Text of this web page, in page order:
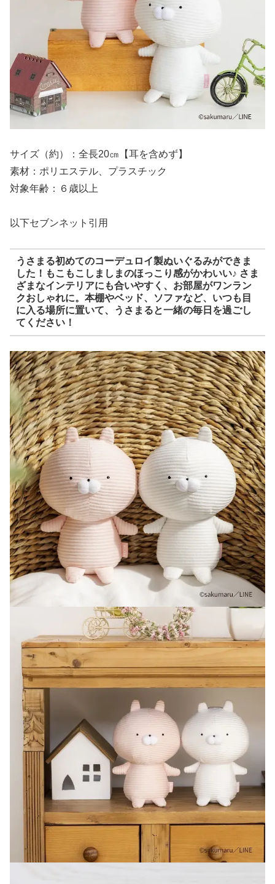
サイズ（約）：全長20㎝【耳を含めず】
素材：ポリエステル、プラスチック
対象年齢：６歳以上
以下セブンネット引用
うさまる初めてのコーデュロイ製ぬいぐるみができま
した！もこもこしましまのほっこり感がかわいい♪ さま
ざまなインテリアにも合いやすく、お部屋がワンラン
クおしゃれに。本棚やベッド、ソファなど、いつも目
に入る場所に置いて、うさまると一緒の毎日を過ごし
てください！